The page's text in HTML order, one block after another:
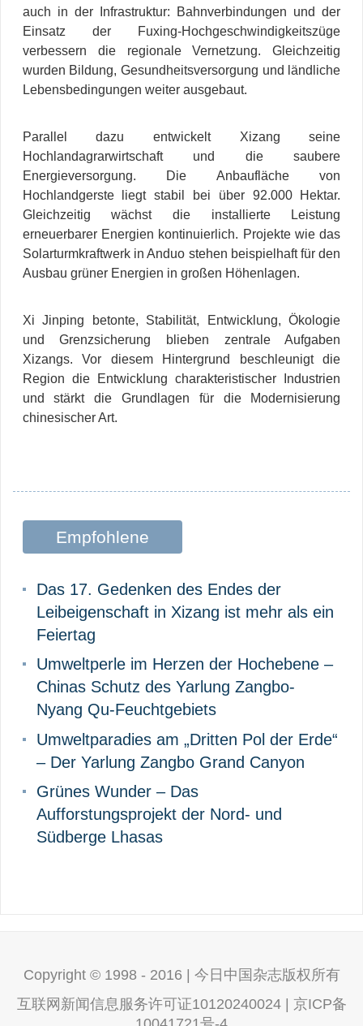
auch in der Infrastruktur: Bahnverbindungen und der
Einsatz der Fuxing-Hochgeschwindigkeitszüge
verbessern die regionale Vernetzung. Gleichzeitig
wurden Bildung, Gesundheitsversorgung und ländliche
Lebensbedingungen weiter ausgebaut.
Parallel dazu entwickelt Xizang seine
Hochlandagrarwirtschaft und die saubere
Energieversorgung. Die Anbaufläche von
Hochlandgerste liegt stabil bei über 92.000 Hektar.
Gleichzeitig wächst die installierte Leistung
erneuerbarer Energien kontinuierlich. Projekte wie das
Solarturmkraftwerk in Anduo stehen beispielhaft für den
Ausbau grüner Energien in großen Höhenlagen.
Xi Jinping betonte, Stabilität, Entwicklung, Ökologie
und Grenzsicherung blieben zentrale Aufgaben
Xizangs. Vor diesem Hintergrund beschleunigt die
Region die Entwicklung charakteristischer Industrien
und stärkt die Grundlagen für die Modernisierung
chinesischer Art.
Empfohlene
Das 17. Gedenken des Endes der
Leibeigenschaft in Xizang ist mehr als ein
Feiertag
Umweltperle im Herzen der Hochebene –
Chinas Schutz des Yarlung Zangbo-
Nyang Qu-Feuchtgebiets
Umweltparadies am „Dritten Pol der Erde“
– Der Yarlung Zangbo Grand Canyon
Grünes Wunder – Das
Aufforstungsprojekt der Nord- und
Südberge Lhasas
Copyright © 1998 - 2016 | 今日中国杂志版权所有
互联网新闻信息服务许可证10120240024 | 京ICP备